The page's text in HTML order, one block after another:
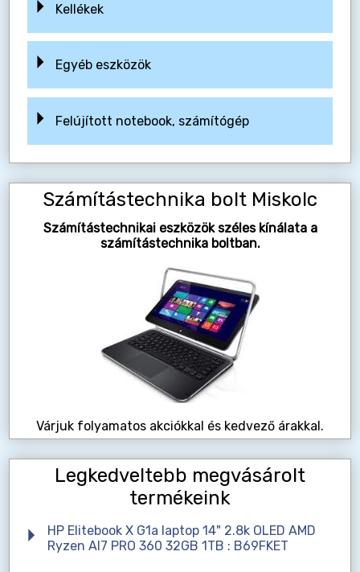
Kellékek
Egyéb eszközök
Felújított notebook, számítógép
Számítástechnika bolt Miskolc
Számítástechnikai eszközök széles kínálata a
számítástechnika boltban.
Várjuk folyamatos akciókkal és kedvező árakkal.
Legkedveltebb megvásárolt
termékeink
HP Elitebook X G1a laptop 14" 2.8k OLED AMD
Ryzen AI7 PRO 360 32GB 1TB : B69FKET